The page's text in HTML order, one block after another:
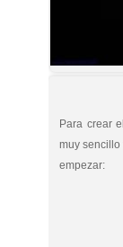
Para crear
muy
empezar: